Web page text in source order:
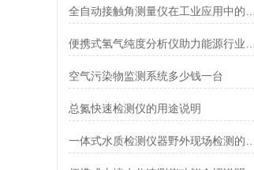
空气污染物监测系统多少钱一台
总氮快速检测仪的用途说明